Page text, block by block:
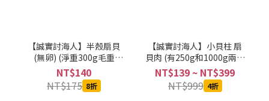
【誠實討海人】半殼扇貝
(無卵) (淨重300g毛重
500g/包)[低溫配送]
NT$140
NT$175 8折
【誠實討海人】小貝柱 扇
貝肉 (有250g和1000g兩種
包裝)[低溫配送]
NT$139 ~ NT$399
NT$999 4折